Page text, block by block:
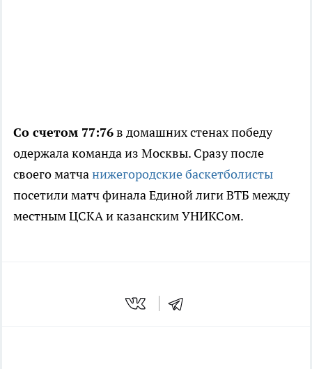
Со счетом 77:76в домашних стенах победу
одержала команда из Москвы. Сразу после
своего матчанижегородские баскетболисты
посетили матч финала Единой лиги ВТБ между
местным ЦСКА и казанским УНИКСом.